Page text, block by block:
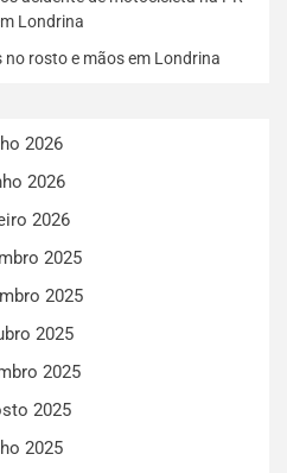
Londrina
rosto e mãos em Londrina
2026
2026
2026
2025
2025
2025
2025
2025
2025